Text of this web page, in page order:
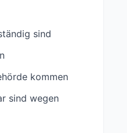
sind
kommen
sind wegen